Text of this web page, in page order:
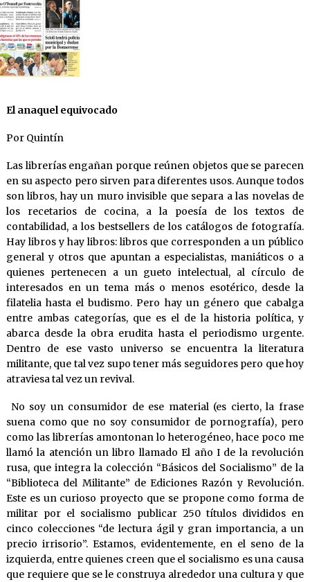
El anaquel equivocado
Por Quintín
Las librerías engañan porque reúnen objetos que se parecen
en su aspecto pero sirven para diferentes usos. Aunque todos
son libros, hay un muro invisible que separa a las novelas de
los recetarios de cocina, a la poesía de los textos de
contabilidad, a los bestsellers de los catálogos de fotografía.
Hay libros y hay libros: libros que corresponden a un público
general y otros que apuntan a especialistas, maniáticos o a
quienes pertenecen a un gueto intelectual, al círculo de
interesados en un tema más o menos esotérico, desde la
filatelia hasta el budismo. Pero hay un género que cabalga
entre ambas categorías, que es el de la historia política, y
abarca desde la obra erudita hasta el periodismo urgente.
Dentro de ese vasto universo se encuentra la literatura
militante, que tal vez supo tener más seguidores pero que hoy
atraviesa tal vez un revival.
No soy un consumidor de ese material (es cierto, la frase
suena como que no soy consumidor de pornografía), pero
como las librerías amontonan lo heterogéneo, hace poco me
llamó la atención un libro llamado El año I de la revolución
rusa, que integra la colección “Básicos del Socialismo” de la
“Biblioteca del Militante” de Ediciones Razón y Revolución.
Este es un curioso proyecto que se propone como forma de
militar por el socialismo publicar 250 títulos divididos en
cinco colecciones “de lectura ágil y gran importancia, a un
precio irrisorio”. Estamos, evidentemente, en el seno de la
izquierda, entre quienes creen que el socialismo es una causa
que requiere que se le construya alrededor una cultura y que